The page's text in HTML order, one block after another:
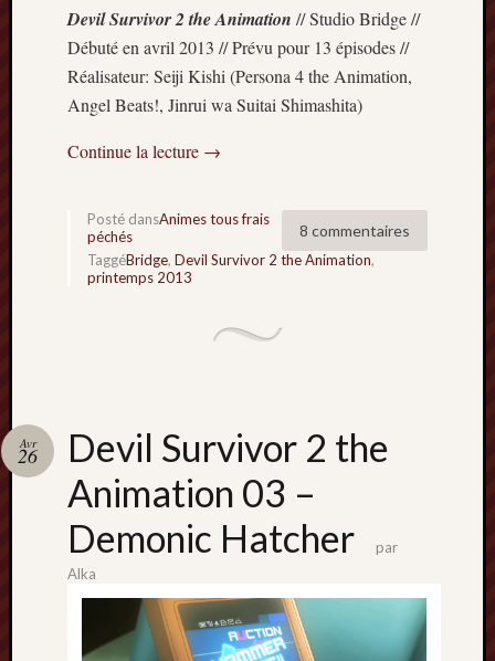
Devil Survivor 2 the Animation // Studio Bridge //
Débuté en avril 2013 // Prévu pour 13 épisodes //
Réalisateur: Seiji Kishi (Persona 4 the Animation,
Angel Beats!, Jinrui wa Suitai Shimashita)
Continue la lecture →
8 commentaires
Posté dansAnimes tous frais
péchés
TaggéBridge, Devil Survivor 2 the Animation,
printemps 2013
Devil Survivor 2 the
Animation 03 –
Demonic Hatcher
Avr
26
par
Alka